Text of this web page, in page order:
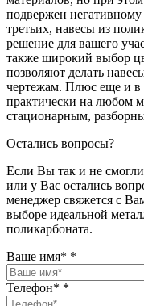
подвержен
третьих, навесы из
решение для вашего
также широкий выбор
позволяют делать
чертежам. Плюс еще и в
практически на любом
стационарным,
Остались вопросы?
Если Вы так и не смогли
или у Вас остались
менеджер свяжется с
выборе идеальной
поликарбоната.
Ваше имя* *
Телефон* *